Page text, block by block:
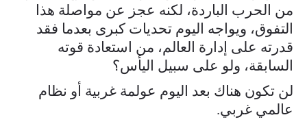
من الحرب الباردة، لكنه عجز عن مواصلة هذا
التفوق، ويواجه اليوم تحديات كبرى بعدما فقد
قدرته على إدارة العالم، من استعادة قوته
السابقة، ولو على سبيل اليأس؟
لن تكون هناك بعد اليوم عولمة غربية أو نظام
عالمي غربي.